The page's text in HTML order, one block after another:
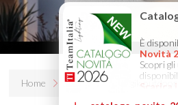
Home Prodotti Magik outdoor